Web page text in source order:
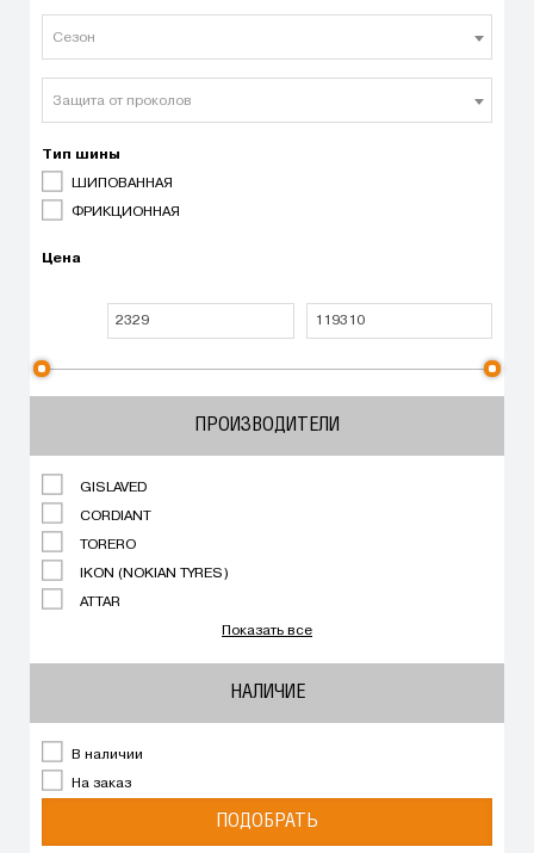
Сезон
Защита от проколов
Тип шины
ШИПОВАННАЯ
ФРИКЦИОННАЯ
Цена
ПРОИЗВОДИТЕЛИ
GISLAVED
CORDIANT
TORERO
IKON (NOKIAN TYRES)
ATTAR
Показать все
НАЛИЧИЕ
В наличии
На заказ
ПОДОБРАТЬ